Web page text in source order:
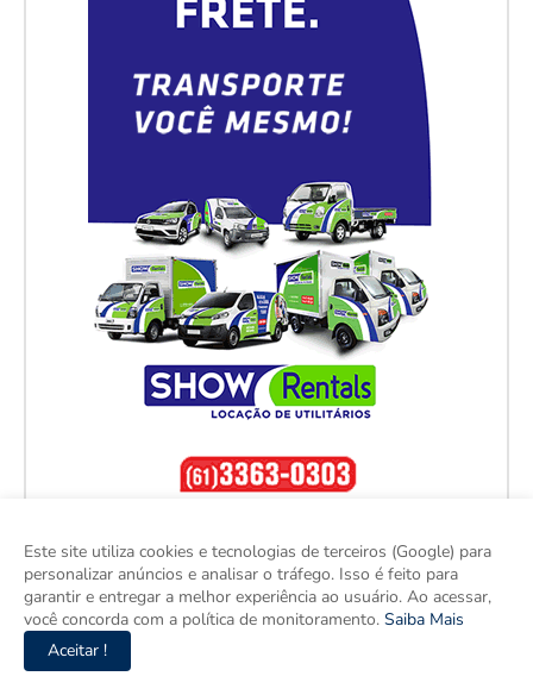
Este site utiliza cookies e tecnologias de terceiros (Google) para
personalizar anúncios e analisar o tráfego. Isso é feito para
garantir e entregar a melhor experiência ao usuário. Ao acessar,
você concorda com a política de monitoramento. Saiba Mais
Aceitar !